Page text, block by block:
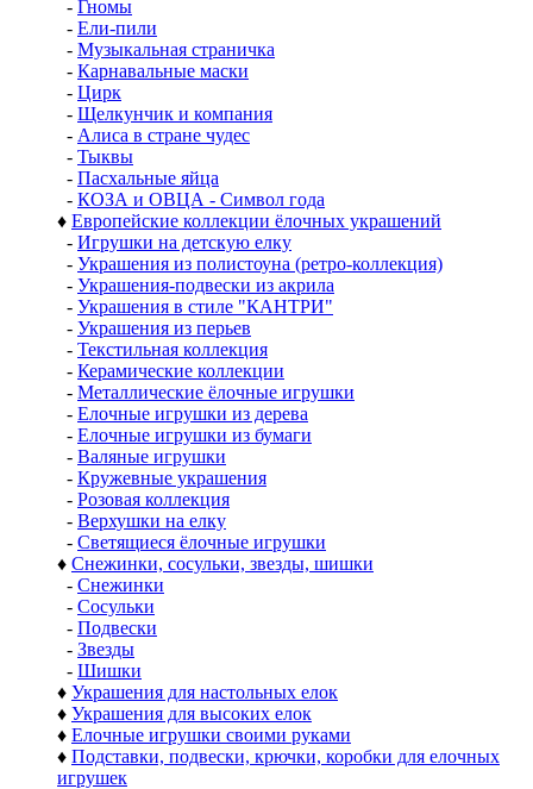
- Гномы
- Ели-пили
- Музыкальная страничка
- Карнавальные маски
- Цирк
- Щелкунчик и компания
- Алиса в стране чудес
- Тыквы
- Пасхальные яйца
- КОЗА и ОВЦА - Символ года
♦ Европейские коллекции ёлочных украшений
- Игрушки на детскую елку
- Украшения из полистоуна (ретро-коллекция)
- Украшения-подвески из акрила
- Украшения в стиле "КАНТРИ"
- Украшения из перьев
- Текстильная коллекция
- Керамические коллекции
- Металлические ёлочные игрушки
- Елочные игрушки из дерева
- Елочные игрушки из бумаги
- Валяные игрушки
- Кружевные украшения
- Розовая коллекция
- Верхушки на елку
- Светящиеся ёлочные игрушки
♦ Снежинки, сосульки, звезды, шишки
- Снежинки
- Сосульки
- Подвески
- Звезды
- Шишки
♦ Украшения для настольных елок
♦ Украшения для высоких елок
♦ Елочные игрушки своими руками
♦ Подставки, подвески, крючки, коробки для елочных
игрушек